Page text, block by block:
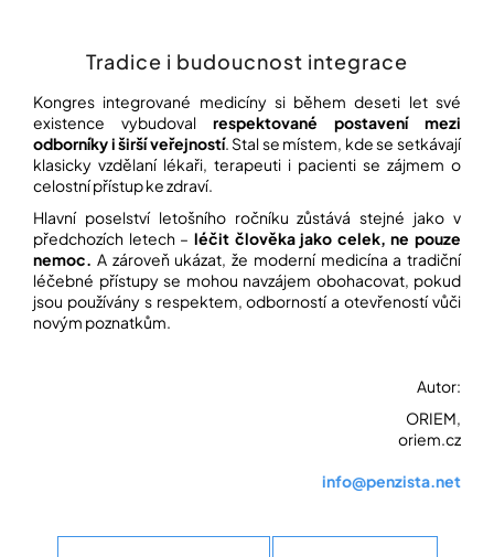
Tradice i budoucnost integrace
Kongres integrované medicíny si během deseti let své
existence vybudoval respektované postavení mezi
odborníky i širší veřejností. Stal se místem, kde se setkávají
klasicky vzdělaní lékaři, terapeuti i pacienti se zájmem o
celostní přístup ke zdraví.
Hlavní poselství letošního ročníku zůstává stejné jako v
předchozích letech – léčit člověka jako celek, ne pouze
nemoc. A zároveň ukázat, že moderní medicína a tradiční
léčebné přístupy se mohou navzájem obohacovat, pokud
jsou používány s respektem, odborností a otevřeností vůči
novým poznatkům.
Autor:
ORIEM,
oriem.cz
info@penzista.net